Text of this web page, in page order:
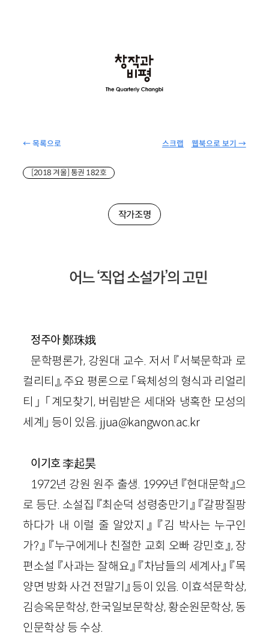
← 목록으로 웹북으로 보기 →
스크랩
[2018 겨울] 통권 182호
작가조명
어느 ‘직업 소설가’의 고민
정주아鄭珠娥
문학평론가, 강원대 교수. 저서 『서북문학과 로
컬리티』, 주요 평론으로 「육체성의 형식과 리얼리
티」 「계모찾기, 버림받은 세대와 냉혹한 모성의
세계」 등이 있음. jjua@kangwon.ac.kr
이기호李起昊
1972년 강원 원주 출생. 1999년 『현대문학』으
로 등단. 소설집 『최순덕 성령충만기』 『갈팡질팡
하다가 내 이럴 줄 알았지』 『김 박사는 누구인
가?』 『누구에게나 친절한 교회 오빠 강민호』, 장
편소설 『사과는 잘해요』 『차남들의 세계사』 『목
양면 방화 사건 전말기』 등이 있음. 이효석문학상,
김승옥문학상, 한국일보문학상, 황순원문학상, 동
인문학상 등 수상.